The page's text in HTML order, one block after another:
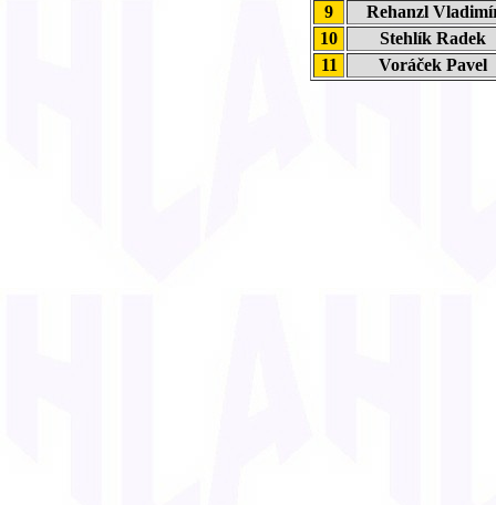
9
Rehanzl
10
Stehlík Radek
11
Voráček Pavel